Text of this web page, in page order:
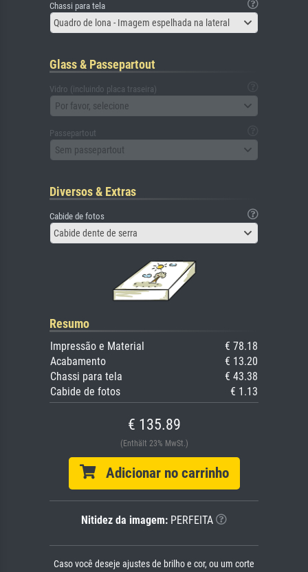
Chassi para tela
Quadro de lona - Imagem espelhada na lateral
Glass & Passepartout
Vidro (incluindo placa traseira)
Por favor, selecione
Passepartout
Sem passepartout
Diversos & Extras
Cabide de fotos
Cabide dente de serra
Resumo
Impressão e Material
€ 78.18
Acabamento
€ 13.20
Chassi para tela
€ 43.38
Cabide de fotos
€ 1.13
€ 135.89
(Enthält 23% MwSt.)
Adicionar no carrinho
Nitidez da imagem: PERFEITA
Caso você deseje ajustes de brilho e cor, ou um corte